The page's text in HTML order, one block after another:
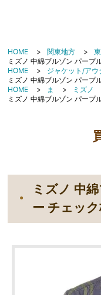
HOME 関東地方
ミズノ 中綿ブルゾン パープ
HOME
ジャケット/アウ
ミズノ 中綿ブルゾン パープ
HOME
ま
ミズノ
ミズノ 中綿ブルゾン パープ
ミズノ 中
ー チェッ